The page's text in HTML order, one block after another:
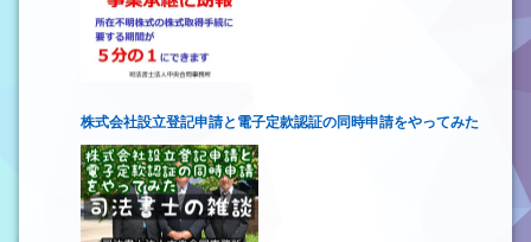
株式会社設立登記申請と電子定款認証の同時申請をやってみた